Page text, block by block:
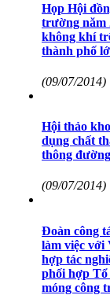
Họp Hội
trường năm
không khí
thành phố
(09/07/2014)
Hội thảo
dụng chất
thông
(09/07/2014)
Đoàn công
làm việc với
hợp tác
phối hợp Tổ
móng công